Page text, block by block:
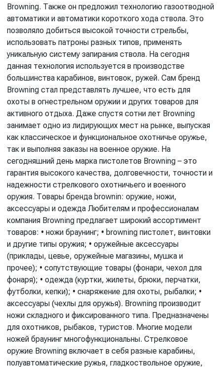
Browning. Также он предложил технологию газоотводной
автоматики и автоматики короткого хода ствола. Это
позволяло добиться высокой точности стрельбы,
использовать патроны разных типов, применять
уникальную систему запирания ствола. На сегодня
данная технология используется в производстве
большинства карабинов, винтовок, ружей. Сам бренд
Browning стал представлять лучшее, что есть для
охоты в огнестрельном оружии и других товаров для
активного отдыха. Даже спустя сотни лет Browning
занимает одно из лидирующих мест на рынке, выпуская
как классическое и функциональное охотничье оружье,
так и выполняя заказы на военное оружие. На
сегодняшний день марка пистолетов Browning – это
гарантия высокого качества, долговечности, точности и
надежности стрелкового охотничьего и военного
оружия. Товары бренда brownin: оружие, ножи,
аксессуары и одежда Любителям и профессионалам
компания Browning предлагает широкий ассортимент
товаров: • ножи браунинг; • browning пистолет, винтовки
и другие типы оружия; • оружейные аксессуары
(приклады, цевье, оружейные магазины, мушка и
прочее); • сопутствующие товары (фонари, чехол для
фонаря); • одежда (куртки, жилеты, брюки, перчатки,
футболки, кепки); • снаряжение для охоты, рыбалки; •
аксессуары (чехлы для оружья). Browning производит
ножи складного и фиксированного типа. Предназначены
для охотников, рыбаков, туристов. Многие модели
ножей браунинг многофункциональны. Стрелковое
оружие Browning включает в себя разные карабины,
полуавтоматические ружья, гладкоствольное оружие,